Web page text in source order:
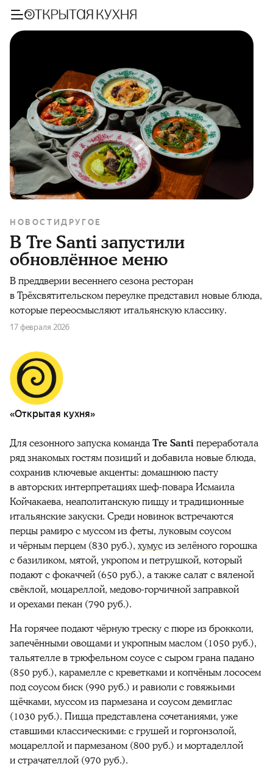
НОВОСТИДРУГОЕ
В Tre Santi запустили
обновлённое меню
В преддверии весеннего сезона ресторан
в Трёхсвятительском переулке представил новые блюда,
которые переосмысляют итальянскую классику.
17 февраля 2026
«Открытая кухня»
Для сезонного запуска командаTre Santiпереработала
ряд знакомых гостям позиций и добавила новые блюда,
сохранив ключевые акценты: домашнюю пасту
в авторских интерпретациях шеф-повара Исмаила
Койчакаева, неаполитанскую пиццу и традиционные
итальянские закуски. Среди новинок встречаются
перцы рамиро с муссом из феты, луковым соусом
и чёрным перцем (830 руб.), хумусиз зелёного горошка
с базиликом, мятой, укропом и петрушкой, который
подают с фокаччей (650 руб.), а также салат с вяленой
свёклой, моцареллой, медово-горчичной заправкой
и орехами пекан (790 руб.).
На горячее подают чёрную треску с пюре из брокколи,
запечёнными овощами и укропным маслом (1050 руб.),
тальятелле в трюфельном соусе с сыром грана падано
(850 руб.), карамелле с креветками и копчёным лососем
под соусом биск (990 руб.) и равиоли с говяжьими
щёчками, муссом из пармезана и соусом демиглас
(1030 руб.). Пицца представлена сочетаниями, уже
ставшими классическими: с грушей и горгонзолой,
моцареллой и пармезаном (800 руб.) и мортаделлой
и страчателлой (970 руб.).